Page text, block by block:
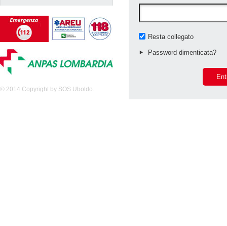
Resta collegato
Password dimenticata?
© 2014 Copyright by SOS Uboldo.